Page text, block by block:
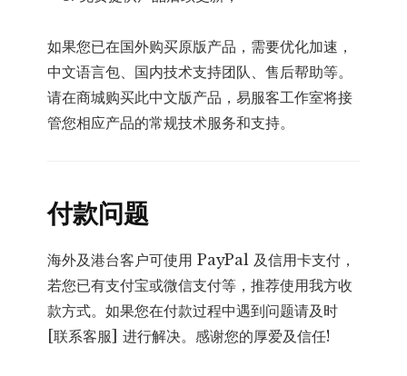
如果您已在国外购买原版产品，需要优化加速，
中文语言包、国内技术支持团队、售后帮助等。
请在商城购买此中文版产品，易服客工作室将接
管您相应产品的常规技术服务和支持。
付款问题
海外及港台客户可使用 PayPal 及信用卡支付，
若您已有支付宝或微信支付等，推荐使用我方收
款方式。如果您在付款过程中遇到问题请及时
[联系客服] 进行解决。感谢您的厚爱及信任!